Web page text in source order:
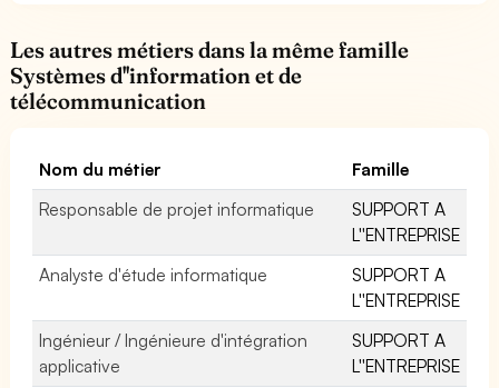
Les autres métiers dans la même famille
Systèmes d''information et de
télécommunication
Nom du métier
Famille
Responsable de projet informatique
SUPPORT A
L''ENTREPRISE
Analyste d'étude informatique
SUPPORT A
L''ENTREPRISE
Ingénieur / Ingénieure d'intégration
applicative
SUPPORT A
L''ENTREPRISE